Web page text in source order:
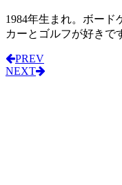
1984年生まれ。ボード
カーとゴルフが好きで
PREV
NEXT